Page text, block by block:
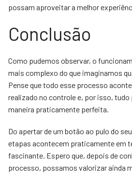
possam aproveitar a melhor
Conclusão
Como pudemos observar, o
mais complexo do que imaginamos
Pense que todo esse processo
realizado no controle e, por isso,
maneira praticamente perfeita.
Do apertar de um botão ao pulo do
etapas acontecem praticamente em
fascinante. Espero que, depois de
processo, possamos valorizar ainda